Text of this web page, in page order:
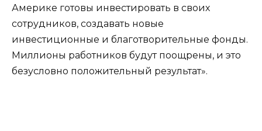
Америке готовы инвестировать в своих
сотрудников, создавать новые
инвестиционные и благотворительные фонды.
Миллионы работников будут поощрены, и это
безусловно положительный результат».